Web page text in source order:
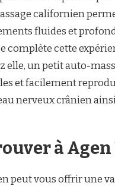
californien
fluides et
complète cette
un petit auto-
et facilement
nerveux crânien
à Agen
peut vous offrir une